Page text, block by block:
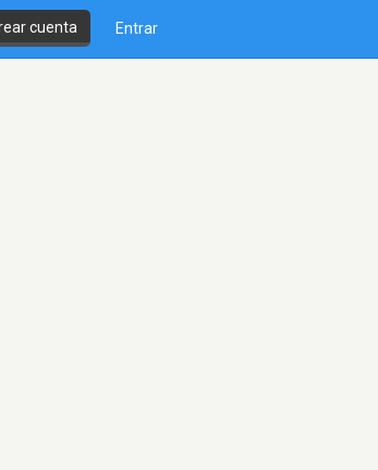
cuenta Entrar